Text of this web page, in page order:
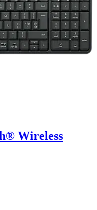
Wireless